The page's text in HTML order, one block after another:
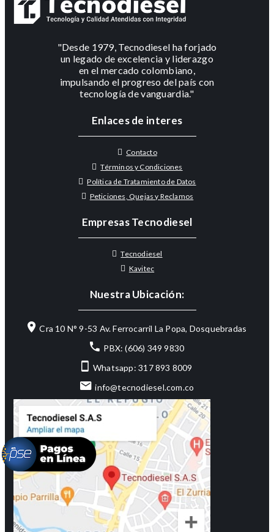
"Desde 1979, Tecnodiesel ha forjado
un legado de excelencia y liderazgo
en el mercado colombiano,
impulsando el progreso del país con
tecnología de vanguardia."
Enlaces de interes
Contacto
Términos y Condiciones
Política de Tratamiento de Datos
Peticiones, Quejas y Reclamos
Empresas Tecnodiesel
Tecnodiesel
Kavitec
Nuestra Ubicación:
Cra 10 N° 9-53 Av. Ferrocarril La Popa, Dosquebradas
PBX: (606) 349 9830
Whatsapp: 317 893 8009
info@tecnodiesel.com.co